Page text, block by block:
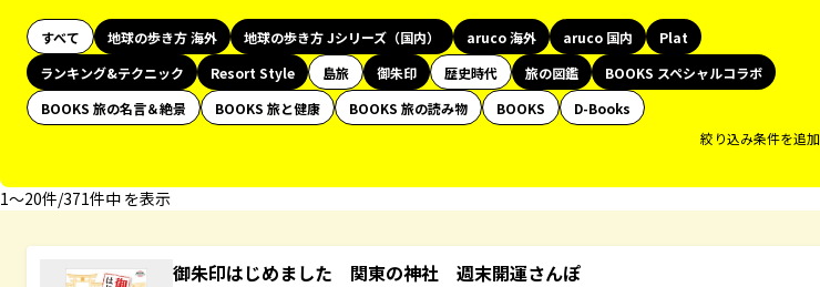
すべて 地球の歩き方 海外 地球の歩き方 Jシリーズ（国内） aruco 海外 aruco 国内
Plat
ランキング&テクニック
Resort Style 島旅 御朱印 歴史時代 旅の図鑑
BOOKS スペシャルコラボ
BOOKS 旅の名言＆絶景
BOOKS 旅と健康 BOOKS 旅の読み物 BOOKS
D-Books
絞り込み条件を追加
1〜20件/371件中 を表示
御朱印はじめました 関東の神社 週末開運さんぽ